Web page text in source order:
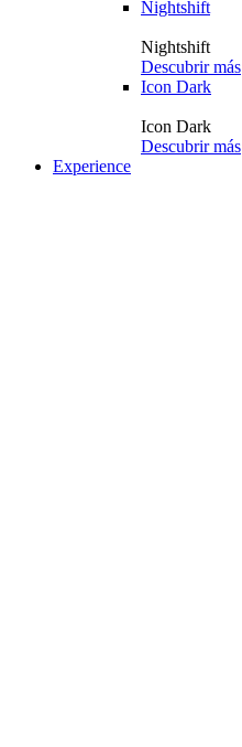
Nightshift
Nightshift
Descubrir más
Icon Dark
Icon Dark
Descubrir más
Experience